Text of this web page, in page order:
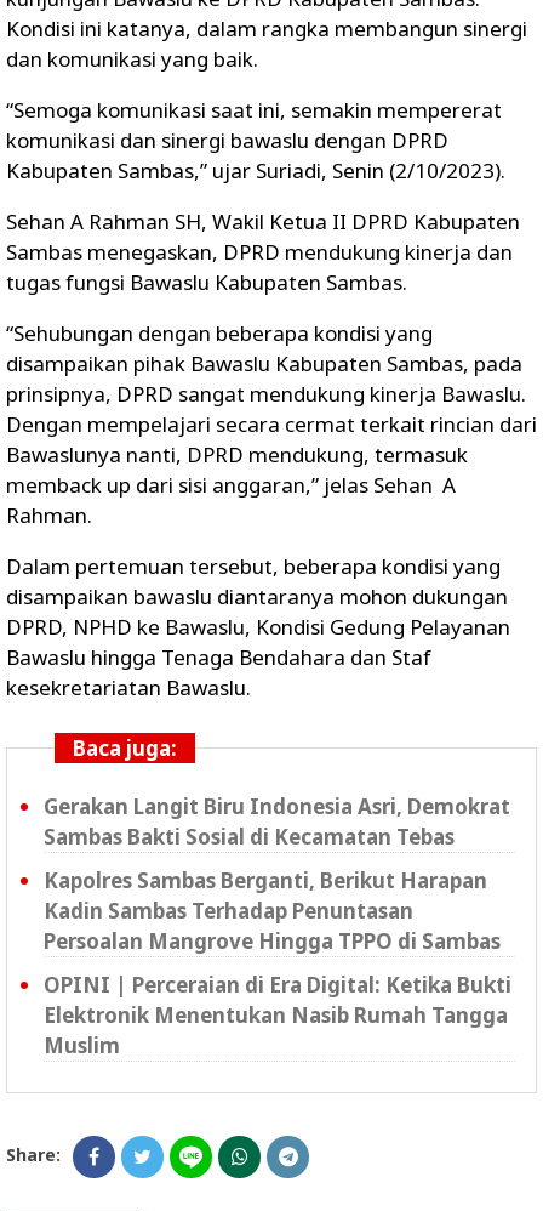
Kondisi ini katanya, dalam rangka membangun sinergi
dan komunikasi yang baik.
“Semoga komunikasi saat ini, semakin mempererat
komunikasi dan sinergi bawaslu dengan DPRD
Kabupaten Sambas,” ujar Suriadi, Senin (2/10/2023).
Sehan A Rahman SH, Wakil Ketua II DPRD Kabupaten
Sambas menegaskan, DPRD mendukung kinerja dan
tugas fungsi Bawaslu Kabupaten Sambas.
“Sehubungan dengan beberapa kondisi yang
disampaikan pihak Bawaslu Kabupaten Sambas, pada
prinsipnya, DPRD sangat mendukung kinerja Bawaslu.
Dengan mempelajari secara cermat terkait rincian dari
Bawaslunya nanti, DPRD mendukung, termasuk
memback up dari sisi anggaran,” jelas Sehan A
Rahman.
Dalam pertemuan tersebut, beberapa kondisi yang
disampaikan bawaslu diantaranya mohon dukungan
DPRD, NPHD ke Bawaslu, Kondisi Gedung Pelayanan
Bawaslu hingga Tenaga Bendahara dan Staf
kesekretariatan Bawaslu.
Baca juga:
Gerakan Langit Biru Indonesia Asri, Demokrat
Sambas Bakti Sosial di Kecamatan Tebas
Kapolres Sambas Berganti, Berikut Harapan
Kadin Sambas Terhadap Penuntasan
Persoalan Mangrove Hingga TPPO di Sambas
OPINI | Perceraian di Era Digital: Ketika Bukti
Elektronik Menentukan Nasib Rumah Tangga
Muslim
Share: